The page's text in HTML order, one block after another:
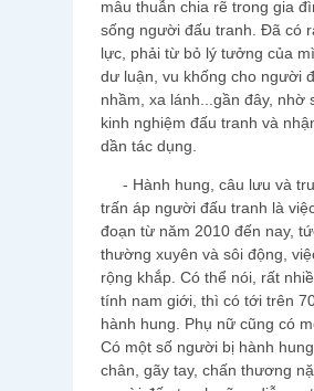
mâu thuẫn chia rẽ trong gia
sống người đấu tranh. Đã có
lực, phải từ bỏ lý tưởng của
dư luận, vu khống cho người
nhầm, xa lánh...gần đây,
kinh nghiệm đấu tranh và
dần tác dụng.
- Hành hung, câu lưu và
trấn áp người đấu tranh là
đoạn từ năm 2010 đến nay,
thường xuyên và sôi động,
rộng khắp. Có thể nói, rất
tính nam giới, thì có tới trên
hành hung. Phụ nữ cũng có
Có một số người bị hành
chân, gãy tay, chấn thương